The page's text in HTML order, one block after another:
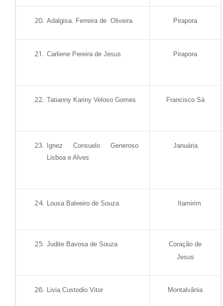
Adalgisa. Ferreira de Oliveira Pirapora
Carliene Pereira de Jesus Pirapora
Tatianny Kariny Veloso Gomes Francisco Sá
Ignez Consuelo Generoso
Lisboa e Alves
Januária
Lousa Baleeiro de Souza Itamirim
Judite Bavosa de Souza
Coração de
Jesus
Livia Custodio Vitor Montalvânia